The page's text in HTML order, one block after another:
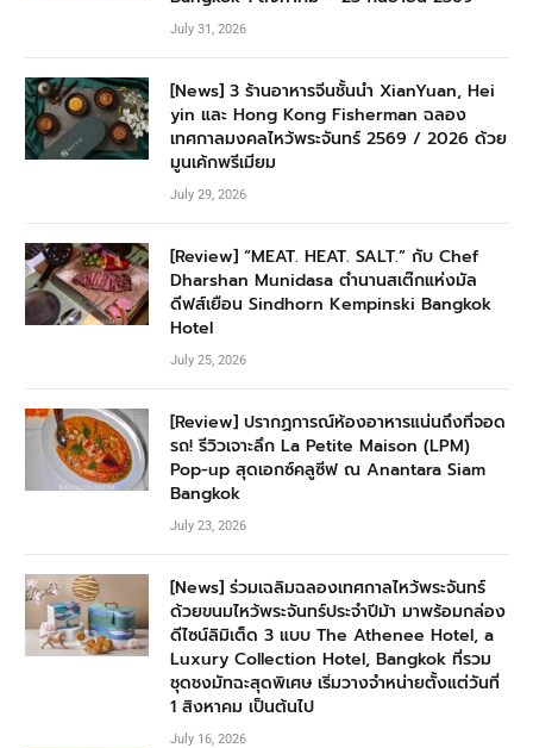
July 31, 2026
[News] 3 ร้านอาหารจีนชั้นนำ XianYuan, Hei
yin และ Hong Kong Fisherman ฉลอง
เทศกาลมงคลไหว้พระจันทร์ 2569 / 2026 ด้วย
มูนเค้กพรีเมียม
July 29, 2026
[Review] “MEAT. HEAT. SALT.” กับ Chef
Dharshan Munidasa ตำนานสเต๊กแห่งมัล
ดีฟส์เยือน Sindhorn Kempinski Bangkok
Hotel
July 25, 2026
[Review] ปรากฏการณ์ห้องอาหารแน่นถึงที่จอด
รถ! รีวิวเจาะลึก La Petite Maison (LPM)
Pop-up สุดเอกซ์คลูซีฟ ณ Anantara Siam
Bangkok
July 23, 2026
[News] ร่วมเฉลิมฉลองเทศกาลไหว้พระจันทร์
ด้วยขนมไหว้พระจันทร์ประจำปีม้า มาพร้อมกล่อง
ดีไซน์ลิมิเต็ด 3 แบบ The Athenee Hotel, a
Luxury Collection Hotel, Bangkok ที่รวม
ชุดชงมัทฉะสุดพิเศษ เริ่มวางจำหน่ายตั้งแต่วันที่
1 สิงหาคม เป็นต้นไป
July 16, 2026